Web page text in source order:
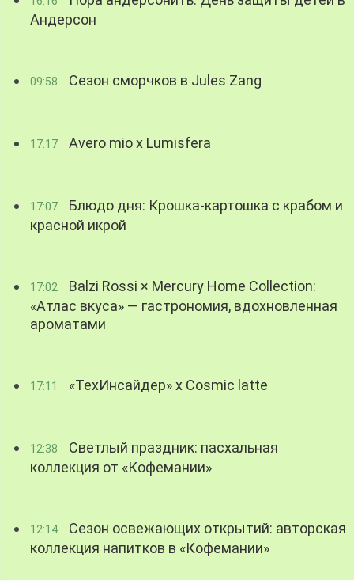
Андерсон
09:58 Сезон сморчков в Jules Zang
17:17 Avero mio x Lumisfera
17:07
Блюдо дня: Крошка-картошка с крабом и
красной икрой
17:02
Balzi Rossi × Mercury Home Collection:
«Атлас вкуса» — гастрономия, вдохновленная
ароматами
17:11 «ТехИнсайдер» х Cosmic latte
12:38
Светлый праздник: пасхальная
коллекция от «Кофемании»
12:14
Сезон освежающих открытий: авторская
коллекция напитков в «Кофемании»